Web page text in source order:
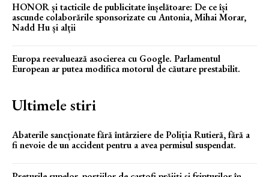
HONOR și tacticile de publicitate înșelătoare: De ce își
ascunde colaborările sponsorizate cu Antonia, Mihai Morar,
Nadd Hu și alții
Europa reevaluează asocierea cu Google. Parlamentul
European ar putea modifica motorul de căutare prestabilit.
Ultimele stiri
Abaterile sancționate fără întârziere de Poliția Rutieră, fără a
fi nevoie de un accident pentru a avea permisul suspendat.